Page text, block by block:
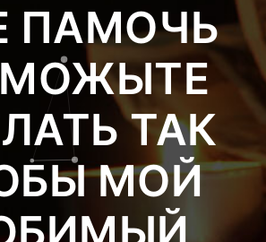
ПАМОЧЬ
ТАК
МОЙ